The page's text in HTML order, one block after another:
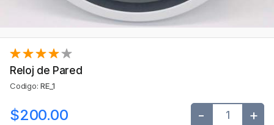
Reloj de Pared
Codigo:RE_1
$200.00 - +